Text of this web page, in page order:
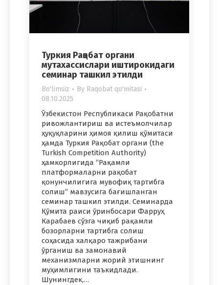
Туркия Рақобат органи
мутахассислари иштирокидаги
семинар ташкил этилди
Bo'limsiz By Raqobat qo'mitasi
08.10.2025
Ўзбекистон Республикаси Рақобатни
ривожлантириш ва истеъмолчилар
ҳуқуқларини ҳимоя қилиш қўмитаси
ҳамда Туркия Рақобат органи (the
Turkish Competition Authority)
ҳамкорлигида “Рақамли
платформаларни рақобат
қонунчилигига мувофиқ тартибга
солиш” мавзусига бағишланган
семинар ташкил этилди. Семинарда
Қўмита раиси ўринбосари Фарруҳ
Карабаев сўзга чиқиб рақамли
бозорларни тартибга солиш
соҳасида халқаро тажрибани
ўрганиш ва замонавий
механизмларни жорий этишнинг
муҳимлигини таъкидлади.
Шунингдек,…